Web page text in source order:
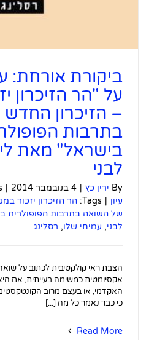
ביקורת אורחת:
על "הר הזיכרון
– הזיכרון
בתרבות
בישראל" מאת
לבני
By ירין כץ | 4 בנובמבר 2014 |
עיון |
Tags: הר הזיכרון יזכור
של השואה בתרבות הפופולרית
לבני, עמיחי שלו, רסלינג
אקסיומטית כמשימה בעייתית, אם
האקדמי, או בעצם מרוב
כי כבר נאמר כל מה [...]
Read More